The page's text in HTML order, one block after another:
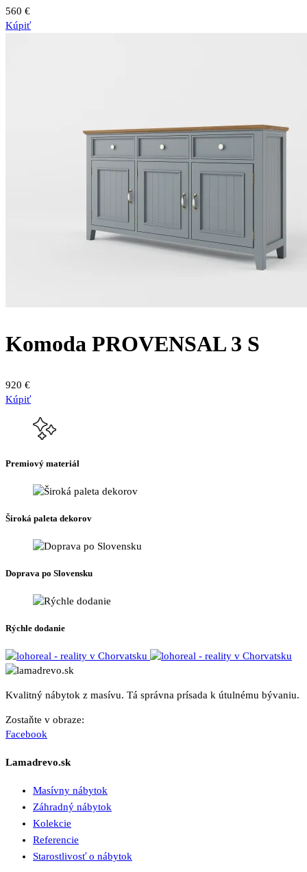
560 €
Kúpiť
Komoda PROVENSAL 3 S
920 €
Kúpiť
Premiový materiál
Široká paleta dekorov
Doprava po Slovensku
Rýchle dodanie
Kvalitný nábytok z masívu. Tá správna prísada k útulnému bývaniu.
Zostaňte v obraze:
Facebook
Lamadrevo.sk
Masívny nábytok
Záhradný nábytok
Kolekcie
Referencie
Starostlivosť o nábytok